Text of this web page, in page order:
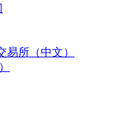
易所（中文）